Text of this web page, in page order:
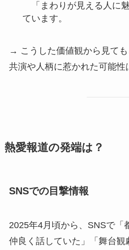
「まわりが見える人に
ています。
→ こうした価値観から見て
共演や人柄に惹かれた可能性
熱愛報道の発端は？
SNSでの目撃情報
2025年4月頃から、SNSで「
仲良く話していた」「舞台観